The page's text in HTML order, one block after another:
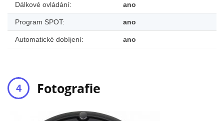
Dálkové ovládání: ano
Program SPOT: ano
Automatické dobíjení: ano
Fotografie